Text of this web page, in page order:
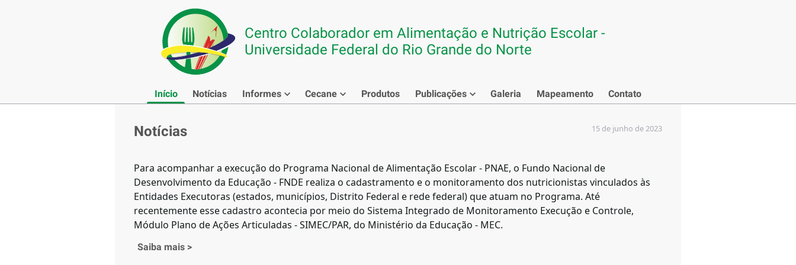
Centro Colaborador em Alimentação e Nutrição Escolar -
Universidade Federal do Rio Grande do Norte
Início Notícias Informes Cecane Produtos Publicações Galeria Mapeamento Contato
Notícias 15 de junho de 2023
Para acompanhar a execução do Programa Nacional de Alimentação Escolar - PNAE, o Fundo Nacional de
Desenvolvimento da Educação - FNDE realiza o cadastramento e o monitoramento dos nutricionistas vinculados às
Entidades Executoras (estados, municípios, Distrito Federal e rede federal) que atuam no Programa. Até
recentemente esse cadastro acontecia por meio do Sistema Integrado de Monitoramento Execução e Controle,
Módulo Plano de Ações Articuladas - SIMEC/PAR, do Ministério da Educação - MEC.
Saiba mais >